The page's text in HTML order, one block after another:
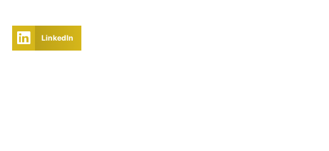
LinkedIn